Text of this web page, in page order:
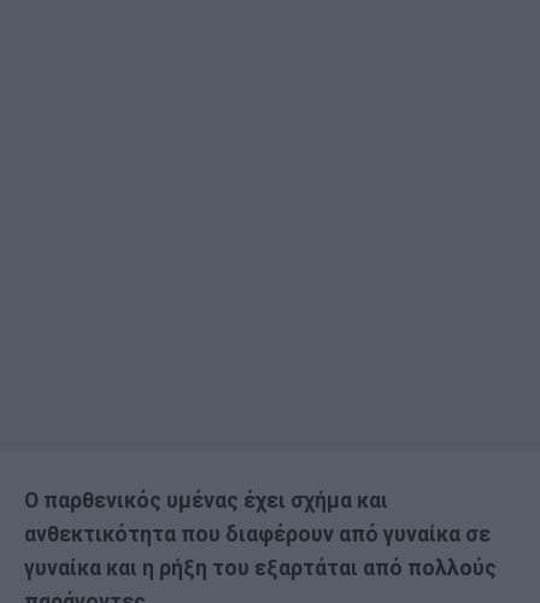
Ο παρθενικός υμένας έχει σχήμα και
ανθεκτικότητα που διαφέρουν από γυναίκα σε
γυναίκα και η ρήξη του εξαρτάται από πολλούς